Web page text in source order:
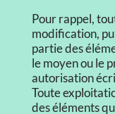
Pour rappel,
modification,
partie des
le moyen ou le
autorisation
Toute
des éléments